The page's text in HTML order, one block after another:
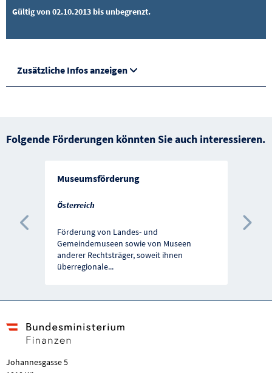
Gültig von 02.10.2013 bis unbegrenzt.
Zusätzliche Infos anzeigen
Folgende Förderungen könnten Sie auch interessieren.
Museumsförderung
Österreich
Förderung von Landes- und
Gemeindemuseen sowie von Museen
anderer Rechtsträger, soweit ihnen
überregionale...
Vorherige Förderung
Johannesgasse 5